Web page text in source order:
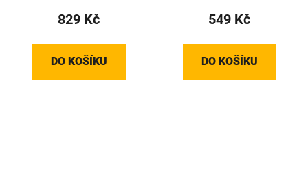
829 Kč
DO KOŠÍKU
549 Kč
DO KOŠÍKU